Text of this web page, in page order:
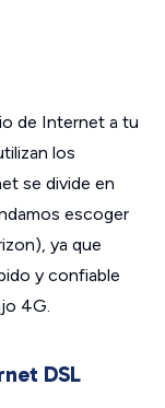
de Internet a tu
los
se divide en
escoger
ya que
y confiable
4G.
DSL